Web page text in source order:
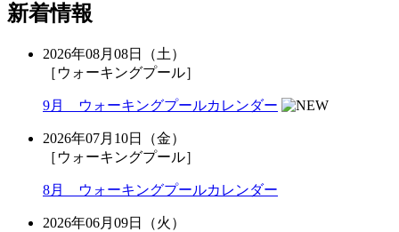
新着情報
2026年08月08日（土）
［ウォーキングプール］
9月 ウォーキングプールカレンダー
2026年07月10日（金）
［ウォーキングプール］
8月 ウォーキングプールカレンダー
2026年06月09日（火）